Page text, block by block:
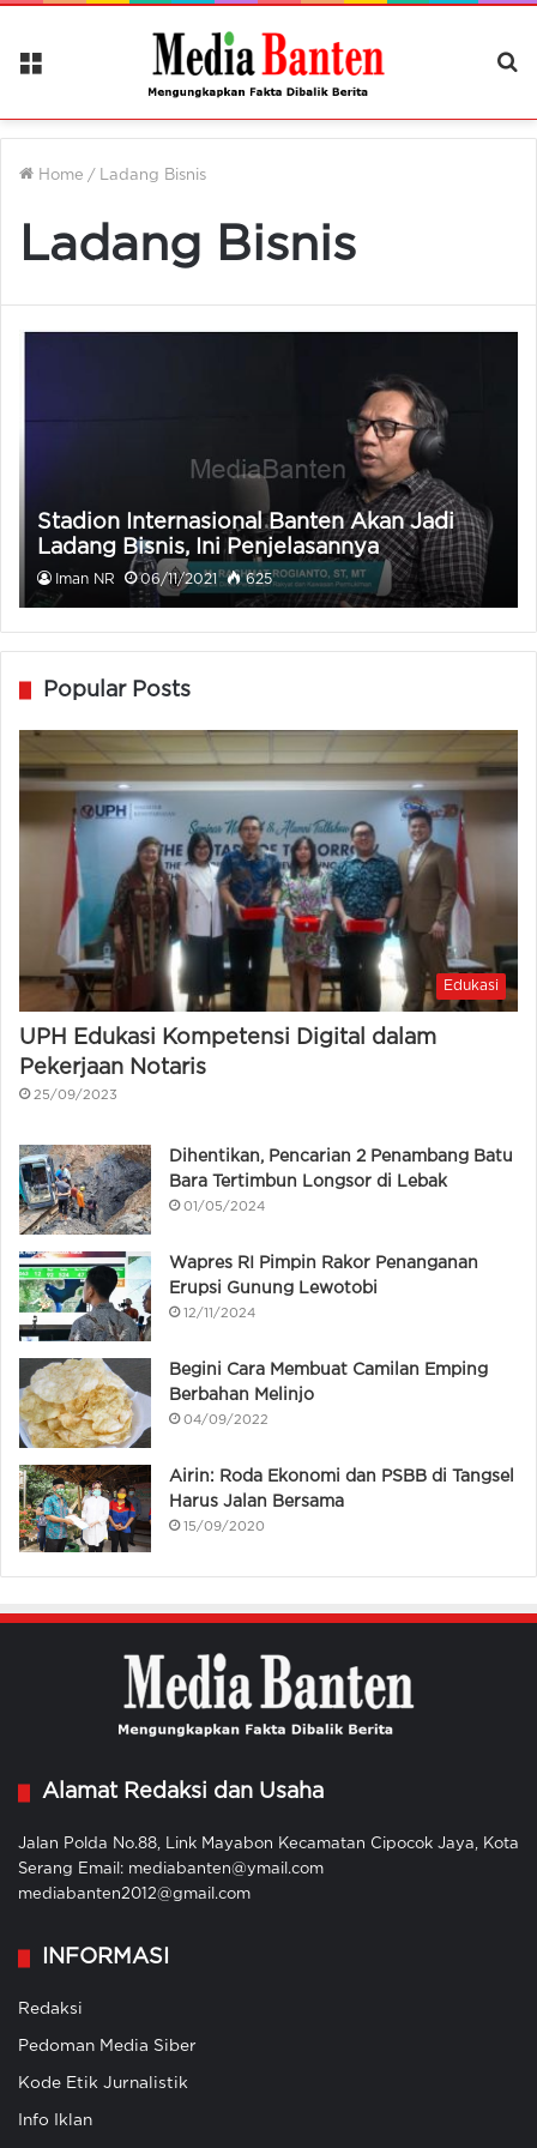
Menu
Home / Ladang Bisnis
Ladang Bisnis
Stadion Internasional Banten Akan Jadi
Ladang Bisnis, Ini Penjelasannya
Iman NR 06/11/2021 625
Popular Posts
Edukasi
UPH Edukasi Kompetensi Digital dalam
Pekerjaan Notaris
25/09/2023
Dihentikan, Pencarian 2 Penambang Batu
Bara Tertimbun Longsor di Lebak
01/05/2024
Wapres RI Pimpin Rakor Penanganan
Erupsi Gunung Lewotobi
12/11/2024
Begini Cara Membuat Camilan Emping
Berbahan Melinjo
04/09/2022
Airin: Roda Ekonomi dan PSBB di Tangsel
Harus Jalan Bersama
15/09/2020
Alamat Redaksi dan Usaha
Jalan Polda No.88, Link Mayabon Kecamatan Cipocok Jaya, Kota
Serang Email: mediabanten@ymail.com
mediabanten2012@gmail.com
INFORMASI
Redaksi
Pedoman Media Siber
Kode Etik Jurnalistik
Info Iklan